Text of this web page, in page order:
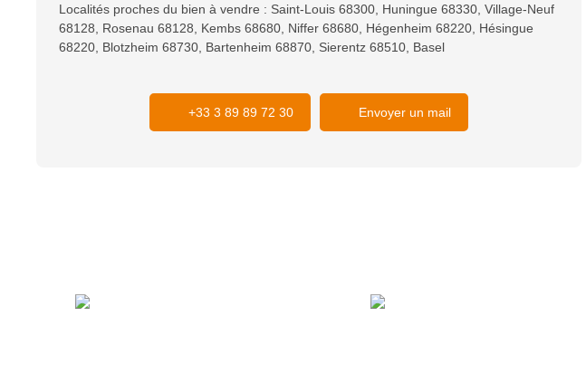
Localités proches du bien à vendre : Saint-Louis 68300, Huningue 68330, Village-Neuf
68128, Rosenau 68128, Kembs 68680, Niffer 68680, Hégenheim 68220, Hésingue
68220, Blotzheim 68730, Bartenheim 68870, Sierentz 68510, Basel
+33 3 89 89 72 30 Envoyer un mail